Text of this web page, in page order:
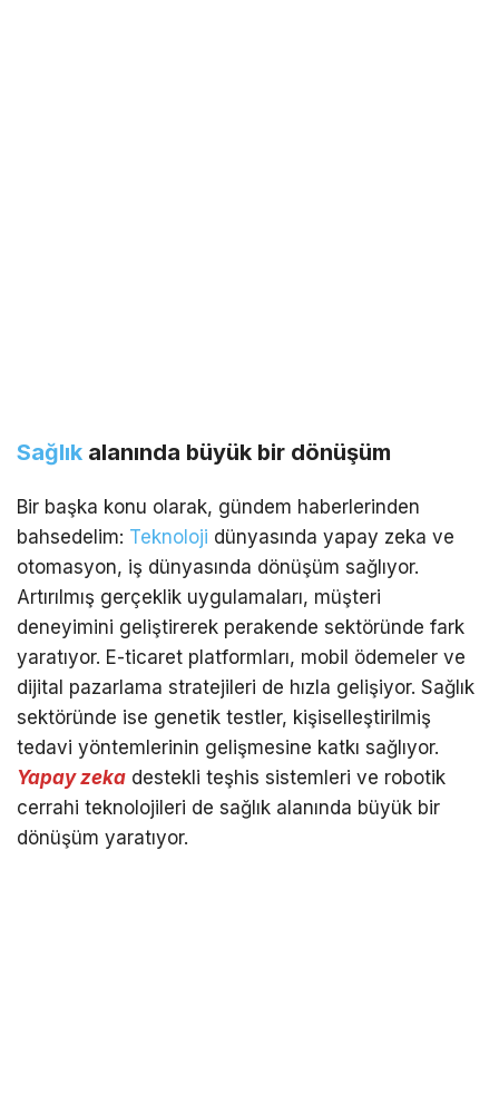
Sağlık alanında büyük bir dönüşüm
Bir başka konu olarak, gündem haberlerinden
bahsedelim: Teknoloji dünyasında yapay zeka ve
otomasyon, iş dünyasında dönüşüm sağlıyor.
Artırılmış gerçeklik uygulamaları, müşteri
deneyimini geliştirerek perakende sektöründe fark
yaratıyor. E-ticaret platformları, mobil ödemeler ve
dijital pazarlama stratejileri de hızla gelişiyor. Sağlık
sektöründe ise genetik testler, kişiselleştirilmiş
tedavi yöntemlerinin gelişmesine katkı sağlıyor.
Yapay zeka destekli teşhis sistemleri ve robotik
cerrahi teknolojileri de sağlık alanında büyük bir
dönüşüm yaratıyor.